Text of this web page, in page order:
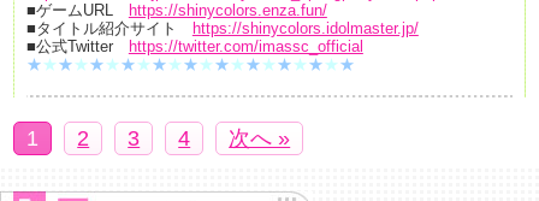
■ゲームURL
https://shinycolors.enza.fun/
■タイトル紹介サイト
https://shinycolors.idolmaster.jp/
■公式Twitter
https://twitter.com/imassc_official
★★★★★★★★★★★★★★★★★★★★★
1 2 3 4 次へ »